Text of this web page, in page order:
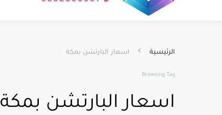
الرئيسية اسعار البارتشن بمكة
Browsing Tag
اسعار البارتشن بمكة